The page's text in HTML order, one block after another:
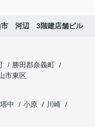
市 河辺 3階建店舗ビル
勝田郡奈義町
市東区
中 小原
川崎